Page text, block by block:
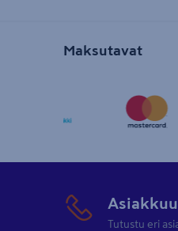
Maksutavat
Tutustu eri